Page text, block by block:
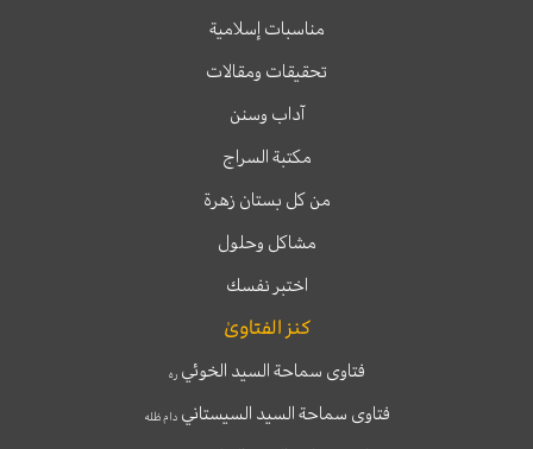
مناسبات إسلامية
تحقيقات ومقالات
آداب وسنن
مكتبة السراج
من كل بستان زهرة
مشاكل وحلول
اختبر نفسك
كنز الفتاوىٰ
فتاوى سماحة السيد الخوئيره
فتاوى سماحة السيد السيستانيدام ظله